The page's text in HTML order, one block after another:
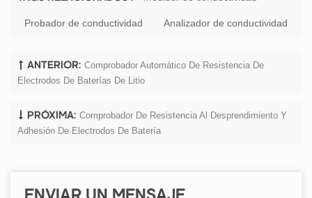
Probador de conductividad Analizador de conductividad
ANTERIOR: Comprobador Automático De Resistencia De
Electrodos De Baterías De Litio
PRÓXIMA: Comprobador De Resistencia Al Desprendimiento Y
Adhesión De Electrodos De Batería